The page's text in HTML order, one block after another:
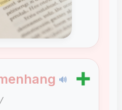
🔊 ➕